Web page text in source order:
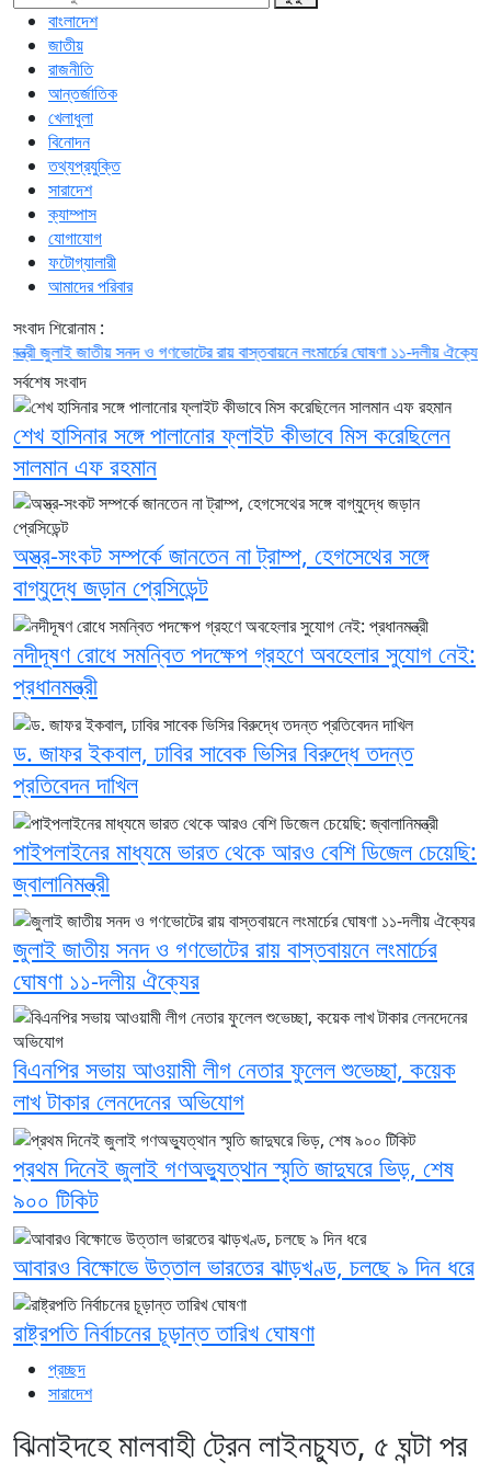
বাংলাদেশ
জাতীয়
রাজনীতি
আন্তর্জাতিক
খেলাধুলা
বিনোদন
তথ্যপ্রযুক্তি
সারাদেশ
ক্যাম্পাস
যোগাযোগ
ফটোগ্যালারী
আমাদের পরিবার
সংবাদ শিরোনাম :
জাতীয় সনদ ও গণভোটের রায় বাস্তবায়নে লংমার্চের ঘোষণা ১১-দলীয় ঐক্যের
প্রচ্ছদ
সারাদেশ
ঝিনাইদহে মালবাহী ট্রেন লাইনচ্যুত, ৫ ঘন্টা পর
সর্বশেষ সংবাদ
শেখ হাসিনার সঙ্গে পালানোর ফ্লাইট কীভাবে মিস করেছিলেন
সালমান এফ রহমান
অস্ত্র-সংকট সম্পর্কে জানতেন না ট্রাম্প, হেগসেথের সঙ্গে
বাগ্‌যুদ্ধে জড়ান প্রেসিডেন্ট
নদীদূষণ রোধে সমন্বিত পদক্ষেপ গ্রহণে অবহেলার সুযোগ নেই:
প্রধানমন্ত্রী
ড. জাফর ইকবাল, ঢাবির সাবেক ভিসির বিরুদ্ধে তদন্ত
প্রতিবেদন দাখিল
পাইপলাইনের মাধ্যমে ভারত থেকে আরও বেশি ডিজেল চেয়েছি:
জ্বালানিমন্ত্রী
জুলাই জাতীয় সনদ ও গণভোটের রায় বাস্তবায়নে লংমার্চের
ঘোষণা ১১-দলীয় ঐক্যের
বিএনপির সভায় আওয়ামী লীগ নেতার ফুলেল শুভেচ্ছা, কয়েক
লাখ টাকার লেনদেনের অভিযোগ
প্রথম দিনেই জুলাই গণঅভ্যুত্থান স্মৃতি জাদুঘরে ভিড়, শেষ
৯০০ টিকিট
আবারও বিক্ষোভে উত্তাল ভারতের ঝাড়খণ্ড, চলছে ৯ দিন ধরে
রাষ্ট্রপতি নির্বাচনের চূড়ান্ত তারিখ ঘোষণা